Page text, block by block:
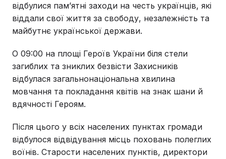
відбулися пам’ятні заходи на честь українців, які
віддали свої життя за свободу, незалежність та
майбутнє української держави.
О 09:00 на площі Героїв України біля стели
загиблих та зниклих безвісти Захисників
відбулася загальнонаціональна хвилина
мовчання та покладання квітів на знак шани й
вдячності Героям.
Після цього у всіх населених пунктах громади
відбулося відвідування місць поховань полеглих
воїнів. Старости населених пунктів, директори